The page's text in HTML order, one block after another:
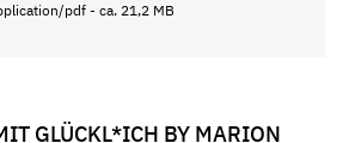
pdf - ca. 21,2 MB
GLÜCKL*ICH BY MARION